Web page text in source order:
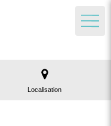
Localisation